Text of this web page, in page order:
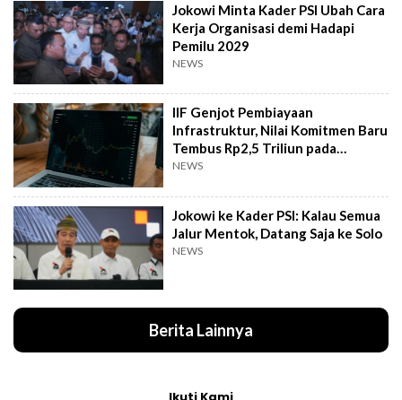
Jokowi Minta Kader PSI Ubah Cara
Kerja Organisasi demi Hadapi
Pemilu 2029
NEWS
IIF Genjot Pembiayaan
Infrastruktur, Nilai Komitmen Baru
Tembus Rp2,5 Triliun pada
Semester I 2026
NEWS
Jokowi ke Kader PSI: Kalau Semua
Jalur Mentok, Datang Saja ke Solo
NEWS
Berita Lainnya